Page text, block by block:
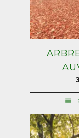
produit
a